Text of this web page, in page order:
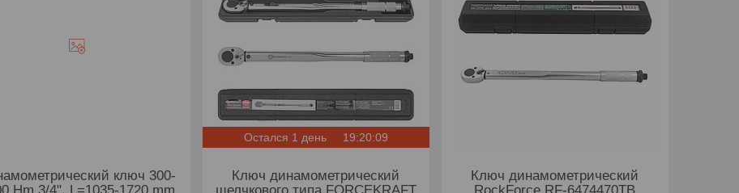
ключ 300-
Остался 1 день 19:20:08
Ключ динамометрический
Ключ динамометрический